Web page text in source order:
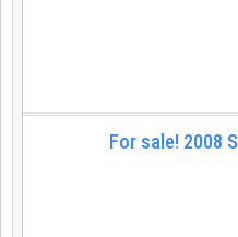
For sale! 2008